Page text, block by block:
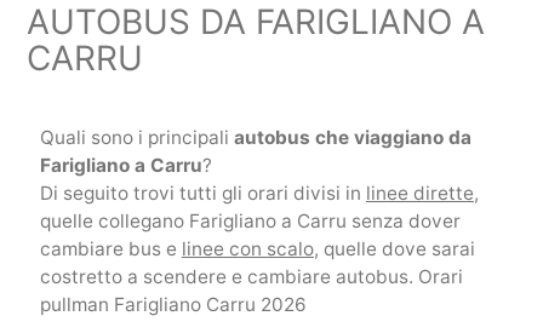
AUTOBUS DA FARIGLIANO A
CARRU
Quali sono i principali autobus che viaggiano da
Farigliano a Carru?
Di seguito trovi tutti gli orari divisi in linee dirette,
quelle collegano Farigliano a Carru senza dover
cambiare bus e linee con scalo, quelle dove sarai
costretto a scendere e cambiare autobus. Orari
pullman Farigliano Carru 2026